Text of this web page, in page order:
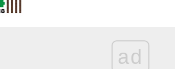
ad